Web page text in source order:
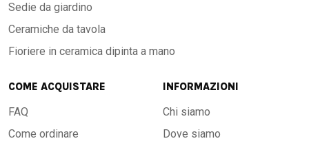
Sedie da giardino
Ceramiche da tavola
Fioriere in ceramica dipinta a mano
COME ACQUISTARE
FAQ
Come ordinare
INFORMAZIONI
Chi siamo
Dove siamo